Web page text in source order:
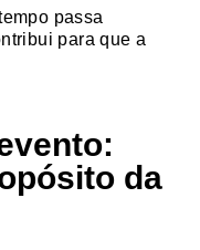
passa
para que a
da